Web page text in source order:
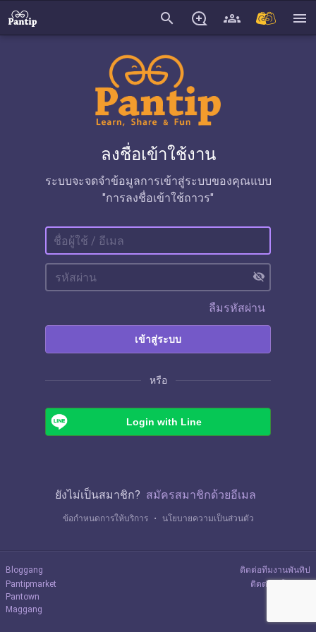
search menu
ลงชื่อเข้าใช้งาน
ระบบจะจดจำข้อมูลการเข้าสู่ระบบของคุณแบบ
"การลงชื่อเข้าใช้ถาวร"
visibility_off
ลืมรหัสผ่าน
เข้าสู่ระบบ
หรือ
Login with Line
ยังไม่เป็นสมาชิก? สมัครสมาชิกด้วยอีเมล
ข้อกำหนดการให้บริการ ・ นโยบายความเป็นส่วนตัว
Bloggang
Pantipmarket
Pantown
Maggang
ติดต่อทีมงานพันทิป
ติดต่อลงโฆษณา